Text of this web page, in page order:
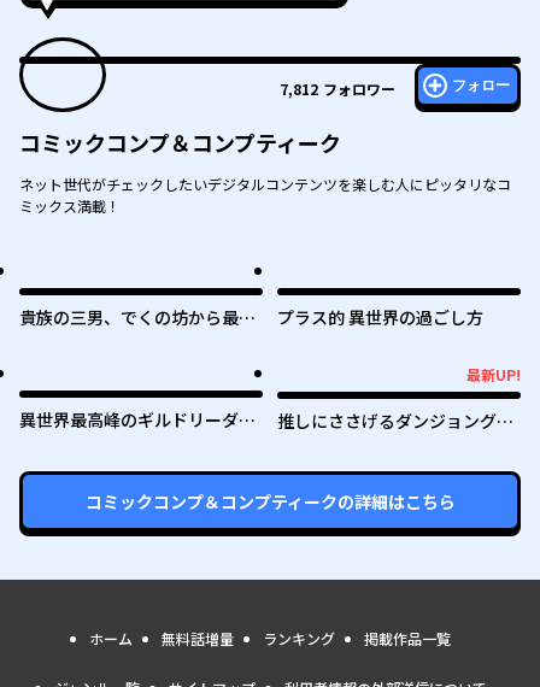
7,812 フォロワー フォロー
コミックコンプ＆コンプティーク
ネット世代がチェックしたいデジタルコンテンツを楽しむ人にピッタリなコ
ミックス満載！
貴族の三男、でくの坊から最強
造！ ～気ままに遊んでいるだ
けなのに、何故か評価が上がっ
プラス的 異世界の過ごし方
異世界最高峰のギルドリーダー
メン全員の愛が重くてギルドを
やめられません～
最新UP!
推しにささげるダンジョングル
～
コミックコンプ＆コンプティークの詳細はこちら
ホーム 無料話増量 ランキング 掲載作品一覧